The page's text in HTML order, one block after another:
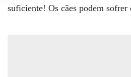
suficiente! Os cães podem